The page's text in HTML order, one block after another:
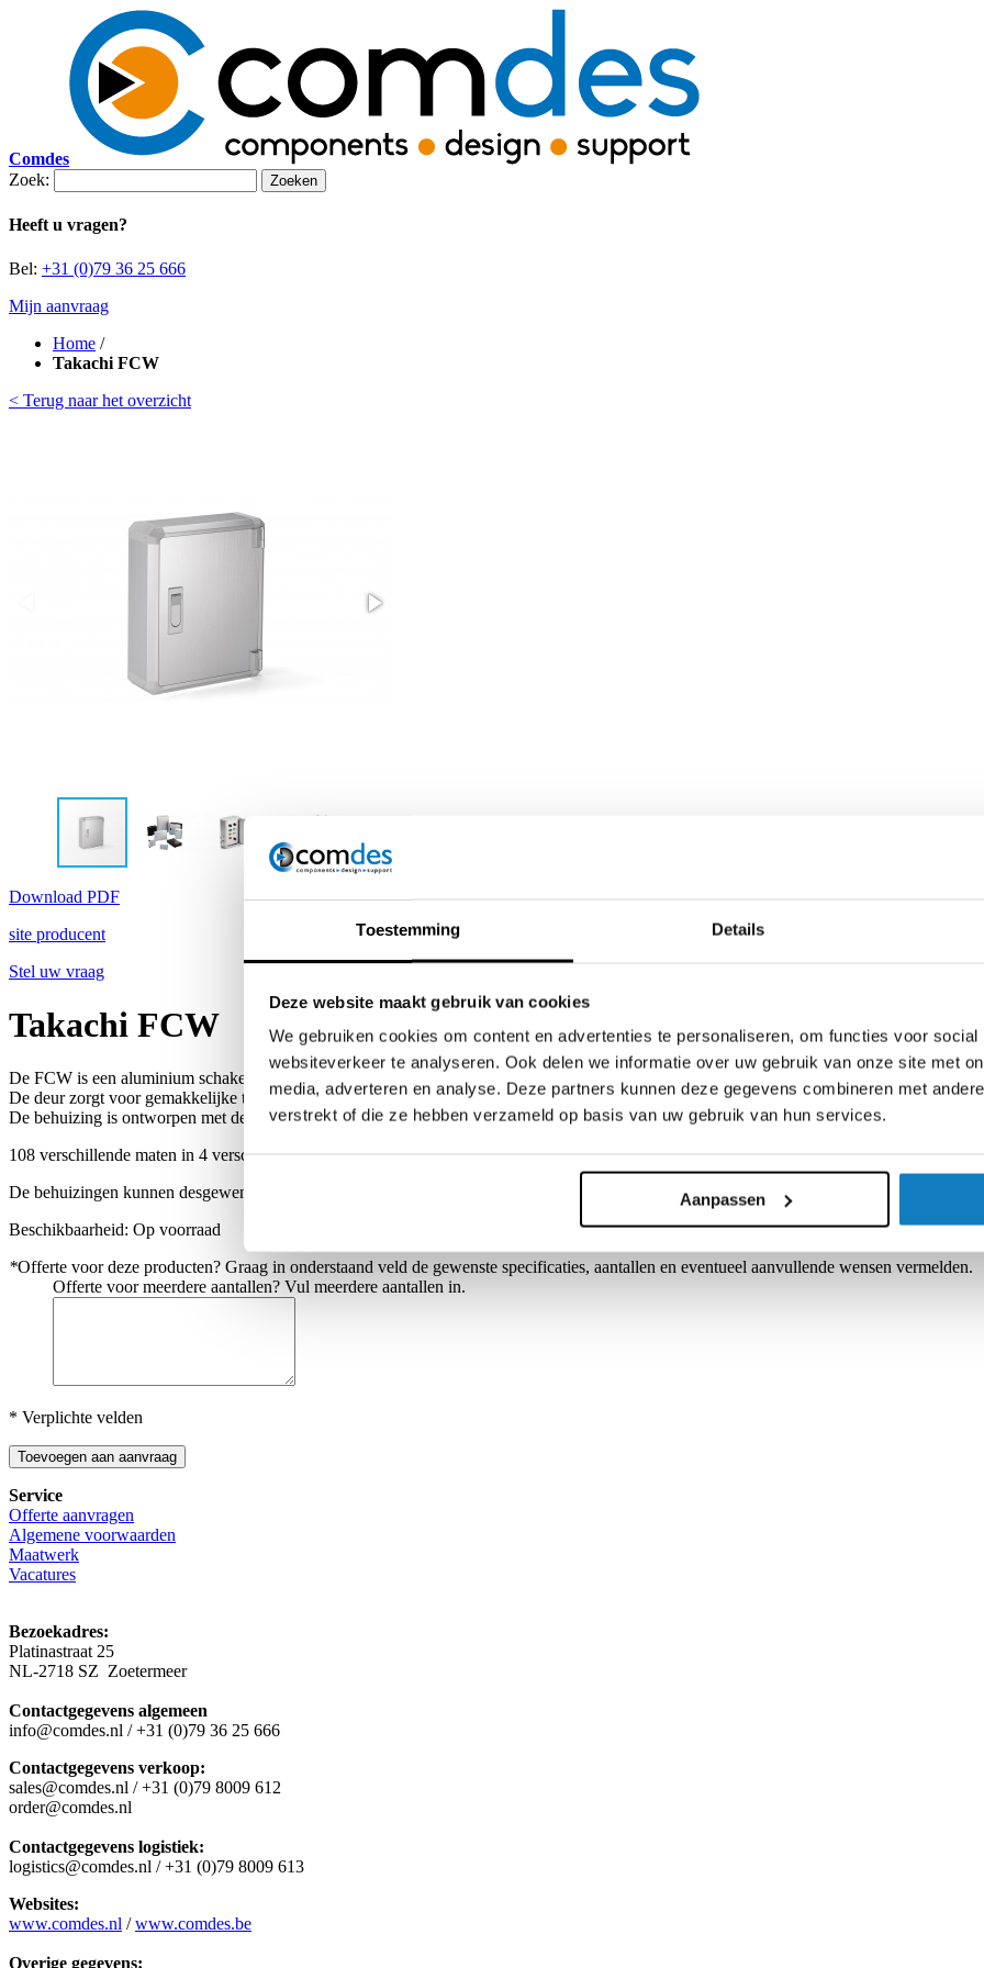
Toestemming Details
Deze website maakt gebruik van cookies
We gebruiken cookies om content en advertenties te personaliseren, om functies voor
websiteverkeer te analyseren. Ook delen we informatie over uw gebruik van onze site met
media, adverteren en analyse. Deze partners kunnen deze gegevens combineren met
verstrekt of die ze hebben verzameld op basis van uw gebruik van hun services.
Aanpassen
Comdes
Zoek:
Zoeken
Heeft u vragen?
Bel: +31 (0)79 36 25 666
Mijn aanvraag
Home /
Takachi FCW
< Terug naar het overzicht
Download PDF
site producent
Stel uw vraag
Takachi FCW
De FCW is een aluminium schakelkast met scharnierende deur.
De deur zorgt voor gemakkelijke toegang tot de binnenkant en is zowel met als zonder sleutelvergrendelingen verkrijgbaar.
De behuizing is ontworpen met de afgeschuinde randen en samengesteld uit geëxtrudeerde aluminium frames, aluminium panelen en ABS
108 verschillende maten in 4 verschillende kleurencombinaties beschikbaar.
De behuizingen kunnen desgewenst conform uw wensen bewerkt aangeleverd worden (uitsparingen, opdruk, lak).
Beschikbaarheid: Op voorraad
*Offerte voor deze producten? Graag in onderstaand veld de gewenste specificaties, aantallen en eventueel aanvullende wensen vermelden.
Offerte voor meerdere aantallen? Vul meerdere aantallen in.
* Verplichte velden
Toevoegen aan aanvraag
Service
Offerte aanvragen
Algemene voorwaarden
Maatwerk
Vacatures
Bezoekadres:
Platinastraat 25
NL-2718 SZ Zoetermeer
Contactgegevens algemeen
info@comdes.nl / +31 (0)79 36 25 666
Contactgegevens verkoop:
sales@comdes.nl / +31 (0)79 8009 612
order@comdes.nl
Contactgegevens logistiek:
logistics@comdes.nl / +31 (0)79 8009 613
Websites:
www.comdes.nl /www.comdes.be
Overige gegevens: